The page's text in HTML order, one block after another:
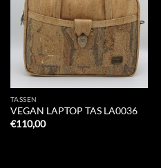
TASSEN
VEGAN LAPTOP TAS LA0036
€110,00